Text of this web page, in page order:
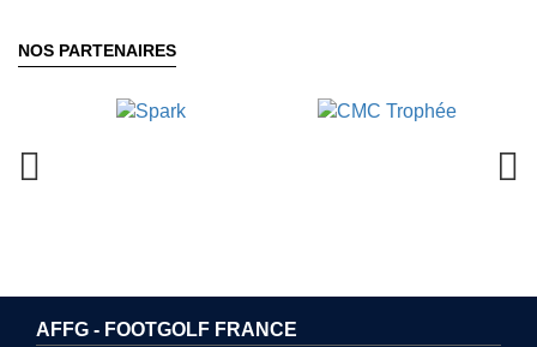
NOS PARTENAIRES
AFFG - FOOTGOLF FRANCE